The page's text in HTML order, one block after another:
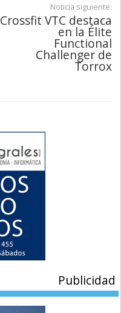
Noticia siguiente:
Crossfit VTC destaca
en la Élite
Functional
Challenger de
Torrox
Publicidad